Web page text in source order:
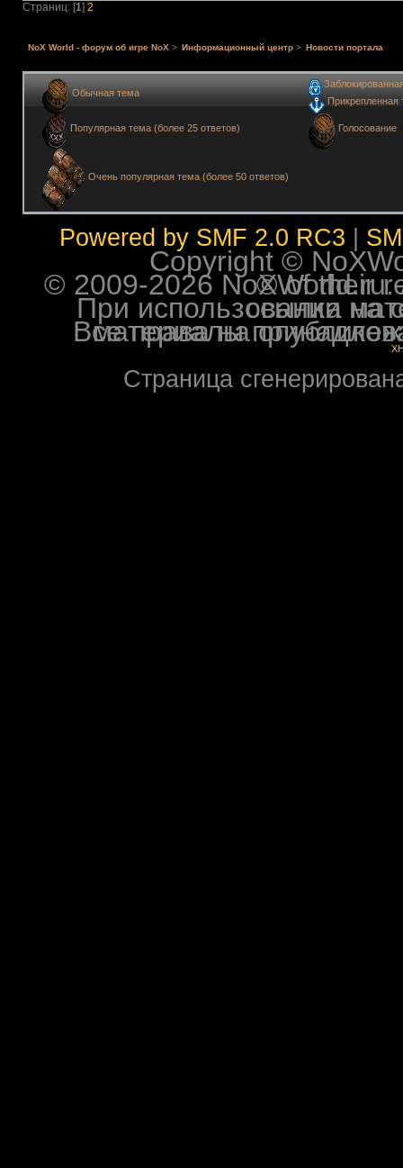
Страниц: [1] 2
NoX World - форум об игре NoX> Информационный центр > Новости портала
Обычная тема
Популярная тема (более 25 ответов)
Очень популярная тема (более 50 ответов)
Прикрепленная
Голосование
Powered by SMF 2.0 RC3
Copyright ©
© 2009-2026 NoXWorld.ru. All
При использовании
Все права на опубликованные на форуме
Страница